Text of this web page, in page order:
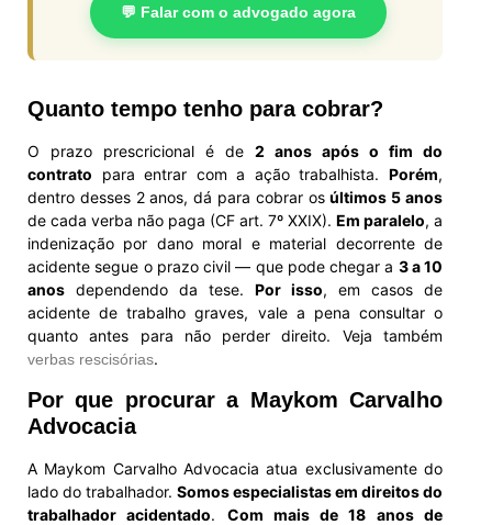
💬 Falar com o advogado agora
Quanto tempo tenho para cobrar?
O prazo prescricional é de 2 anos após o fim do
contrato para entrar com a ação trabalhista. Porém,
dentro desses 2 anos, dá para cobrar osúltimos 5 anos
de cada verba não paga (CF art. 7º XXIX). Em paralelo, a
indenização por dano moral e material decorrente de
acidente segue o prazo civil — que pode chegar a 3 a 10
anos dependendo da tese. Por isso, em casos de
acidente de trabalho graves, vale a pena consultar o
quanto antes para não perder direito. Veja também
verbas rescisórias.
Por que procurar a Maykom Carvalho
Advocacia
A Maykom Carvalho Advocacia atua exclusivamente do
lado do trabalhador. Somos especialistas em direitos do
trabalhador acidentado. Com mais de 18 anos de